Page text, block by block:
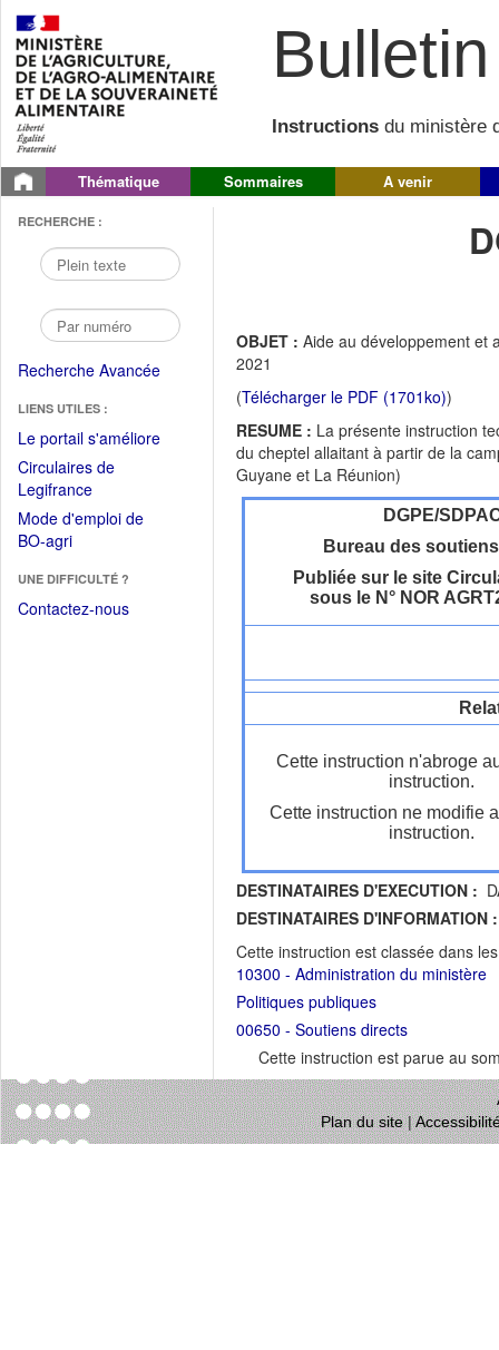
Instructions du ministère
Thématique Sommaires A venir
RECHERCHE :
Recherche Avancée
LIENS UTILES :
Le portail s'améliore(Fichier
Circulaires de
Legifrance(Ouvrir
dans
une
fenêtre)
Mode d'emploi de
BO-agri(Ouvrir
une
nouvelle
UNE DIFFICULTÉ ?
Contactez-nous
OBJET : Aide au développement et
2021
(Télécharger le PDF (1701ko))
RESUME : La présente instruction
du cheptel allaitant à partir de la
Guyane et La Réunion)
DGPE/
Bureau des
Publiée sur le site
sous le N° NOR
Cette instruction n'abroge
instruction.
Cette instruction ne modifie
instruction.
DESTINATAIRES D'EXECUTION :
DESTINATAIRES D'INFORMATION :
Cette instruction est classée dans
10300 - Administration du ministère
Politiques publiques
00650 - Soutiens directs
Cette instruction est parue au
Plan du site|